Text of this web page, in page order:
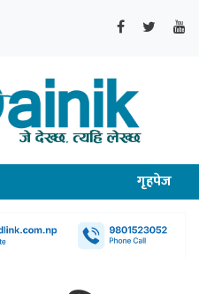
गृहपेज